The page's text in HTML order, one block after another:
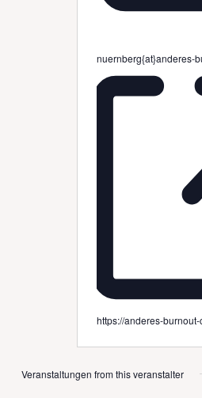
nuernberg{at}anderes-
https://anderes-
Veranstaltungen from this veranstalter